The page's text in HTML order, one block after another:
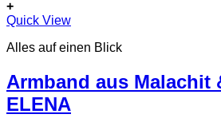
+
Quick View
Alles auf einen Blick
Armband aus Malachit
ELENA